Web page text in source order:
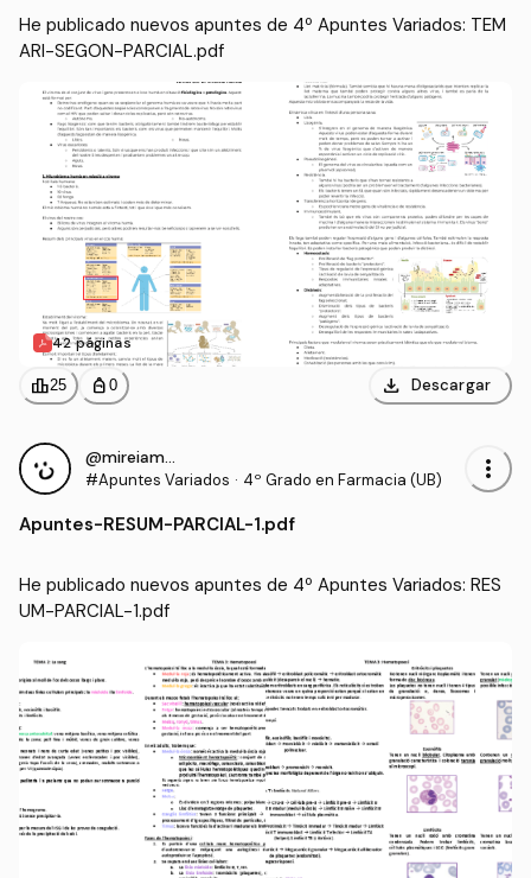
He publicado nuevos apuntes de 4º Apuntes Variados: TEM
ARI-SEGON-PARCIAL.pdf
42 páginas
leaderboard25 personal_bag 0 download Descargar
@mireiamartin
#Apuntes Variados · 4º Grado en Farmacia (UB) more_vert
Apuntes-RESUM-PARCIAL-1.pdf
He publicado nuevos apuntes de 4º Apuntes Variados: RES
UM-PARCIAL-1.pdf